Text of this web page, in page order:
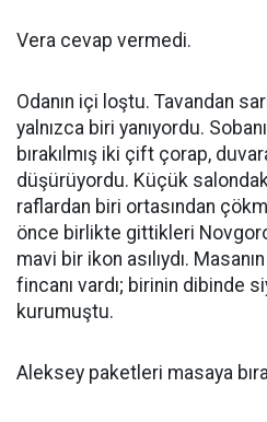
Vera cevap vermedi.
Odanın içi loştu. Tavandan
yalnızca biri yanıyordu.
bırakılmış iki çift çorap,
düşürüyordu. Küçük
raflardan biri ortasından
önce birlikte gittikleri
mavi bir ikon asılıydı.
fincanı vardı; birinin dibinde
kurumuştu.
Aleksey paketleri masaya